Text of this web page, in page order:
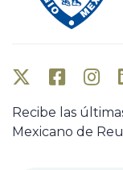
Recibe las
Mexicano de